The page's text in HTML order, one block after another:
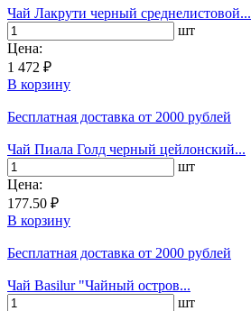
Чай Лакрути черный среднелистовой...
шт
Цена:
1 472 ₽
В корзину
Бесплатная доставка от 2000 рублей
Чай Пиала Голд черный цейлонский...
шт
Цена:
177.50 ₽
В корзину
Бесплатная доставка от 2000 рублей
Чай Basilur "Чайный остров...
шт